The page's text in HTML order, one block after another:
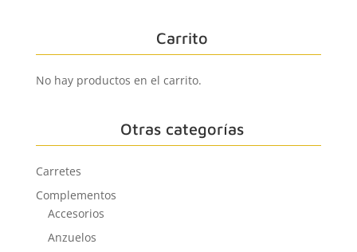
Carrito
No hay productos en el carrito.
Otras categorías
Carretes
Complementos
Accesorios
Anzuelos